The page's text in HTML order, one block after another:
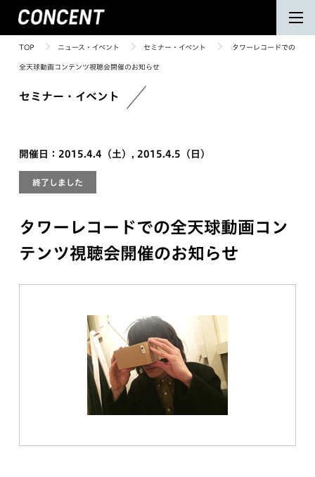
TOP ニュース・イベント セミナー・イベント タワーレコードでの
全天球動画コンテンツ視聴会開催のお知らせ
セミナー・イベント
開催日：2015.4.4（土）, 2015.4.5（日）
終了しました
タワーレコードでの全天球動画コン
テンツ視聴会開催のお知らせ